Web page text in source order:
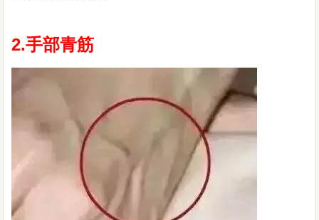
2.手部青筋